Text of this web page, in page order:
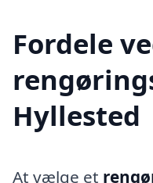
Fordele
Hyllested
At vælge et